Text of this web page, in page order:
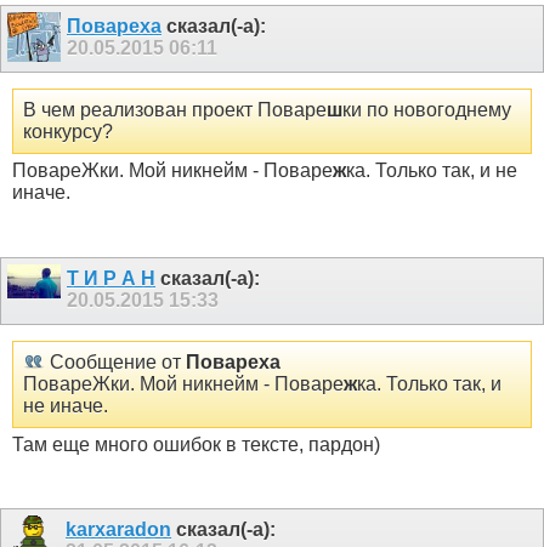
Повареха сказал(-а):
20.05.2015 06:11
В чем реализован проект Поварешки по новогоднему
конкурсу?
ПовареЖки. Мой никнейм - Поварежка. Только так, и не
иначе.
Т И Р А Н сказал(-а):
20.05.2015 15:33
Сообщение от Повареха
ПовареЖки. Мой никнейм - Поварежка. Только так, и
не иначе.
Там еще много ошибок в тексте, пардон)
karxaradon сказал(-а):